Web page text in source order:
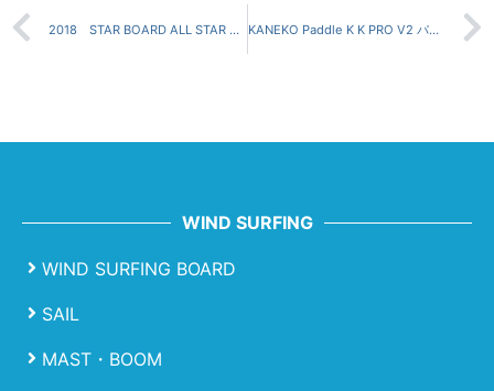
2018 STAR BOARD ALL STAR CARBON SANDWICH 14'0"×24'5"中古 KANEKO Paddle K K PRO V2 パドル詳細
WIND SURFING
WIND SURFING BOARD
SAIL
MAST・BOOM